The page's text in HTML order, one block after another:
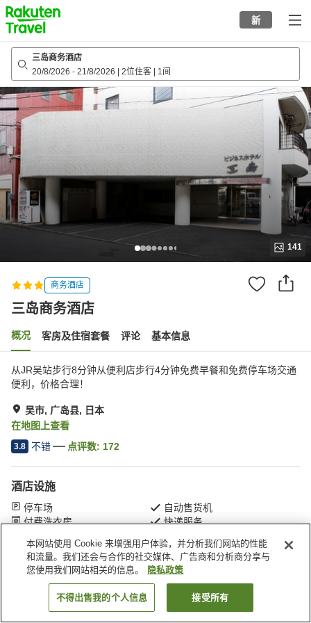
to
top
page
新
三岛商务酒店
20/8/2026 - 21/8/2026 2位住客 1间
141
商务酒店
三岛商务酒店
概况 客房及住宿套餐 评论 基本信息
从JR吴站步行8分钟从便利店步行4分钟免费早餐和免费停车场交通
便利，价格合理！
吴市, 广岛县, 日本
在地图上查看
3.8 不错 点评数: 172
酒店设施
停车场
自动售货机
付费洗衣房
快递服务
首页 日本 广岛县 吴市 三岛商务酒店
搜索客房
本网站使用 Cookie 来增强用户体验，并分析我们网站的性能
和流量。我们还会与合作的社交媒体、广告商和分析商分享与
您使用我们网站相关的信息。
隐私政策
不得出售我的个人信息 接受所有